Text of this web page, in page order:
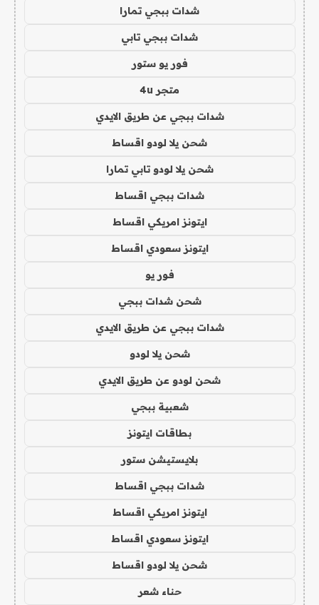
شدات ببجي تمارا
شدات ببجي تابي
فور يو ستور
متجر 4u
شدات ببجي عن طريق الايدي
شحن يلا لودو اقساط
شحن يلا لودو تابي تمارا
شدات ببجي اقساط
ايتونز امريكي اقساط
ايتونز سعودي اقساط
فور يو
شحن شدات ببجي
شدات ببجي عن طريق الايدي
شحن يلا لودو
شحن لودو عن طريق الايدي
شعبية ببجي
بطاقات ايتونز
بلايستيشن ستور
شدات ببجي اقساط
ايتونز امريكي اقساط
ايتونز سعودي اقساط
شحن يلا لودو اقساط
حناء شعر